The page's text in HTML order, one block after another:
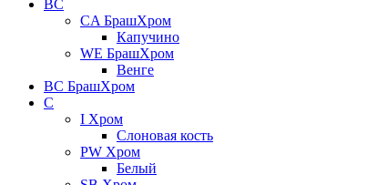
BС
CA БрашХром
Капучино
WE БрашХром
Венге
BС БрашХром
C
I Хром
Слоновая кость
PW Хром
Белый